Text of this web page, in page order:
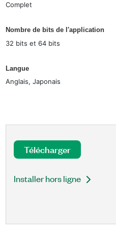
Complet
Nombre de bits de l'application
32 bits et 64 bits
Langue
Anglais, Japonais
Télécharger
Installer hors ligne